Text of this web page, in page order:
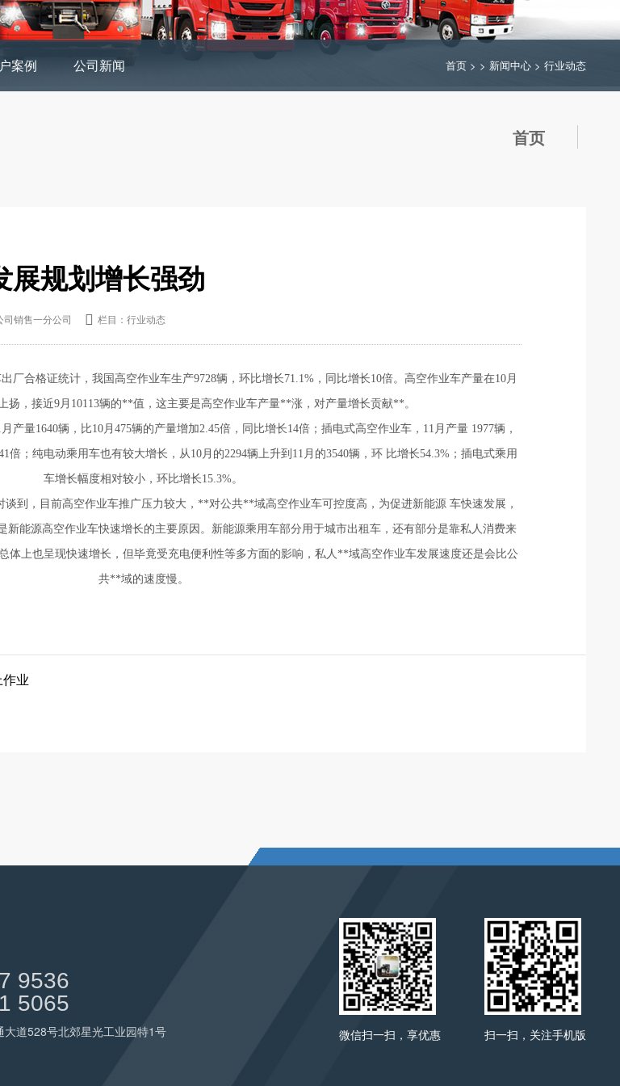
案例 公司新闻 首页 > > 新闻中心 > 行业动态
首页
展规划增长强劲
销售一分公司  栏目：行业动态
合格证统计，我国高空作业车生产9728辆，环比增长71.1%，同比增长10倍。高空作业车产量在10月
扬，接近9月10113辆的**值，这主要是高空作业车产量**涨，对产量增长贡献**。
产量1640辆，比10月475辆的产量增加2.45倍，同比增长14倍；插电式高空作业车，11月产量 1977辆，
倍；纯电动乘用车也有较大增长，从10月的2294辆上升到11月的3540辆，环 比增长54.3%；插电式乘用
车增长幅度相对较小，环比增长15.3%。
到，目前高空作业车推广压力较大，**对公共**域高空作业车可控度高，为促进新能源 车快速发展，
新能源高空作业车快速增长的主要原因。新能源乘用车部分用于城市出租车，还有部分是靠私人消费来
体上也呈现快速增长，但毕竟受充电便利性等多方面的影响，私人**域高空作业车发展速度还是会比公
共**域的速度慢。
业
9536
5065
大道528号北郊星光工业园特1号 微信扫一扫，享优惠 扫一扫，关注手机版